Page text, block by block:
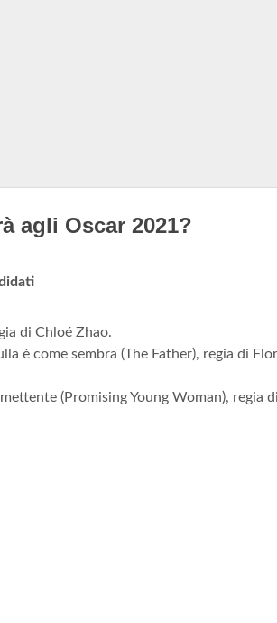
agli Oscar 2021?
di Chloé Zhao.
è come sembra (The Father), regia di
(Promising Young Woman), regia